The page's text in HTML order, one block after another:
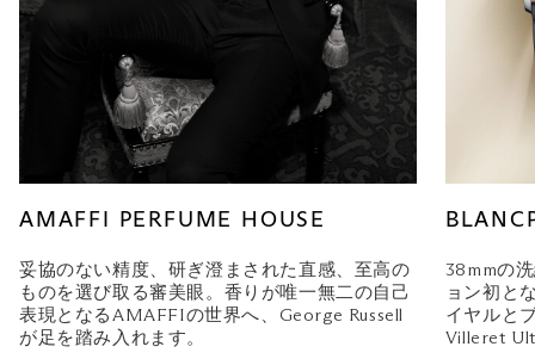
AMAFFI PERFUME HOUSE
妥協のない精度、研ぎ澄まされた直感、至高の
ものを選び取る審美眼。香りが唯一無二の自己
表現となるAMAFFIの世界へ、George Russell
が足を踏み入れます。
38mmの
ョン初と
イヤルと
Villeret